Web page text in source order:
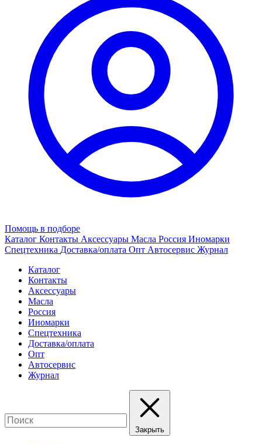
Помощь в подборе
Каталог Контакты Аксессуары Масла Россия Иномарки
Спецтехника Доставка/оплата Опт Автосервис Журнал
Каталог
Контакты
Аксессуары
Масла
Россия
Иномарки
Спецтехника
Доставка/оплата
Опт
Автосервис
Журнал
Закрыть